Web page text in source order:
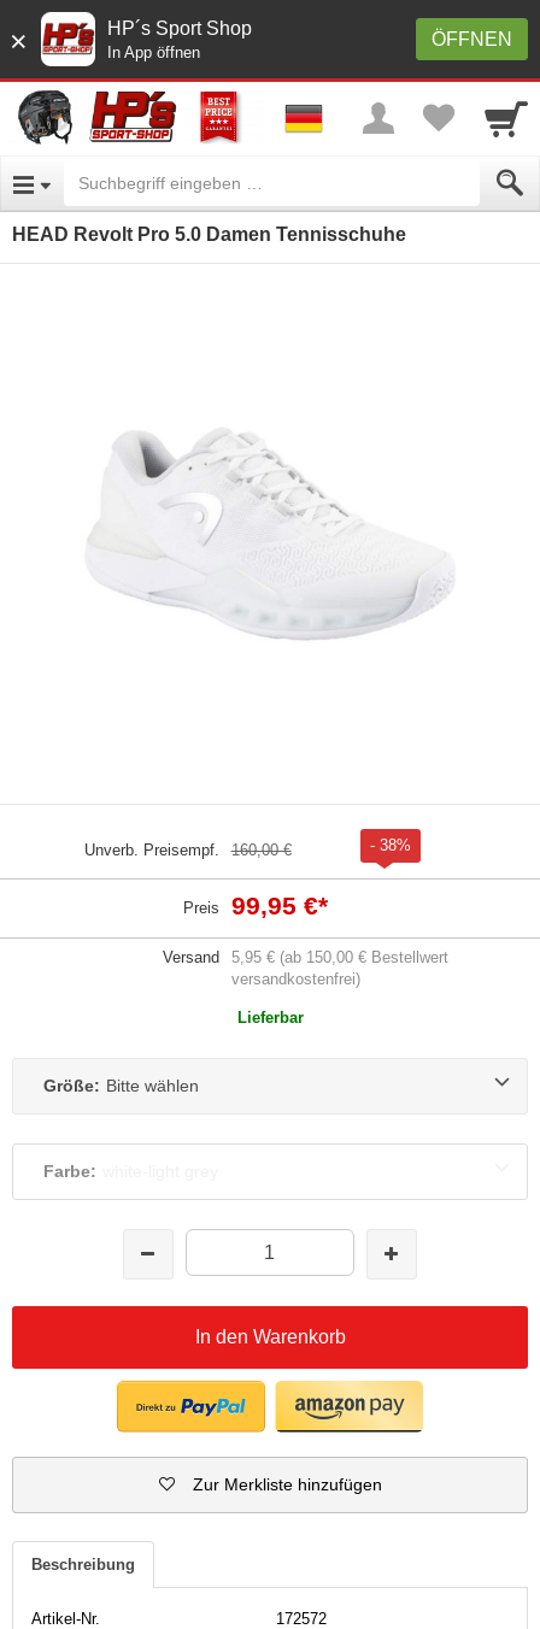
× ÖFFNEN
HP´s Sport Shop
In App öffnen
HEAD Revolt Pro 5.0 Damen Tennisschuhe
Unverb. Preisempf. 160,00 € - 38%
Preis 99,95 €*
Versand
5,95 € (ab 150,00 € Bestellwert
versandkostenfrei)
Lieferbar
Größe: Bitte wählen
Farbe:
In den Warenkorb
Zur Merkliste hinzufügen
Beschreibung
Artikel-Nr.
172572